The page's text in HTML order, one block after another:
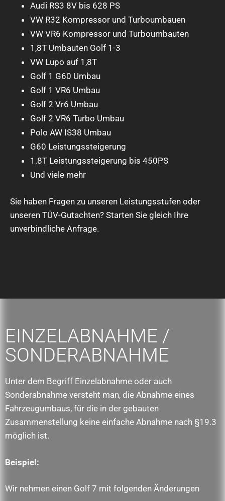
Audi RS3 8V bis 628 PS
VW R32 Kompressor und Turboumbauen
VW VR6 Kompressor und Turboumbauten
1,8T Umbauten Golf 1-3
VW Lupo auf 1,8T
Golf 1 G60 Umbau
Golf 1 VR6 Umbau
Golf 2 Vr6 Umbau
Golf 2 VR6 Turbo Umbau
Polo AW IS38 Umbau
G60 Leistungssteigerung
1.8T Leistungssteigerung bis 450PS
Und viele mehr
Sie haben Fragen zu unseren Leistungsstufen oder
unseren TÜV-Gutachten? Starten Sie gleich Ihre
unverbindliche Anfrage.
EINZELABNAHME /
SONDERABNAHME
Unter dem Begriff Einzelabnahme oder auch
Sonderabnahme versteht man, die Abnahme eines
Fahrzeugumbaus, für die in der gebauten
Zusammenstellung keine einfache Abnahme nach §19.3
möglich ist.
Beispiel:
Wir nehmen einen Golf 7 mit folgenden Änderungen